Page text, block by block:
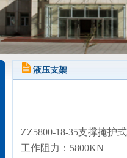
液压支架
ZZ5800-18-35支撑掩护
工作阻力：5800KN